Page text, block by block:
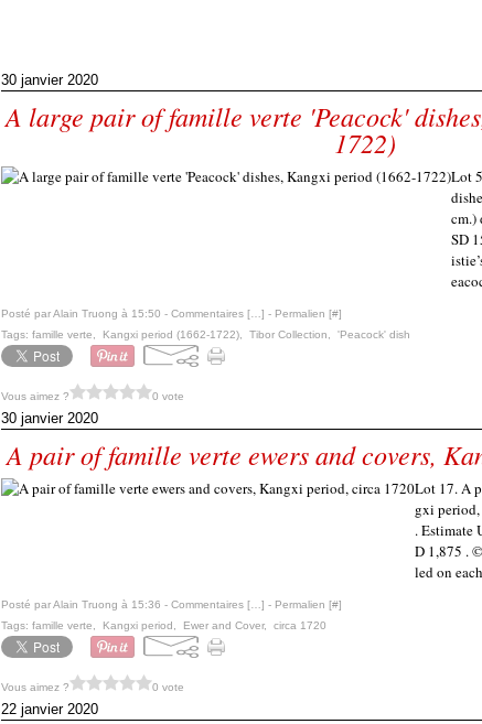
30 janvier 2020
A large pair of famille verte 'Peacock'
1722)
Lot
cm.)
SD
Posté par Alain Truong à 15:50 - Commentaires [ ] - Permalien [#]
Tags: famille verte Kangxi period (1662-1722) Tibor Collection 'Peacock' dish
Vous aimez ? 0 vote
30 janvier 2020
A pair of famille verte ewers and covers,
Lot 17. A
gxi
. Estimate
D 1,875 .
led on
Posté par Alain Truong à 15:36 - Commentaires [ ] - Permalien [#]
Tags: famille verte Kangxi period Ewer and Cover, circa 1720
Vous aimez ? 0 vote
22 janvier 2020